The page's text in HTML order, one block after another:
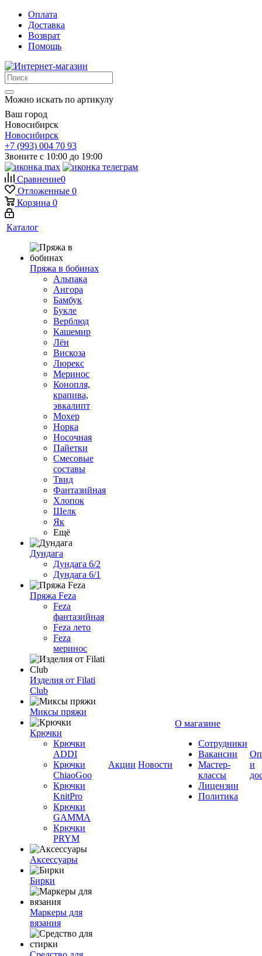
Оплата
Доставка
Возврат
Помощь
Можно искать по артикулу
Ваш город
Новосибирск
Новосибирск
+7 (993) 004 70 93
Звоните с 10:00 до 19:00
Сравнение0
Отложенные 0
Корзина 0
Каталог
Пряжа в бобинах
Альпака
Ангора
Бамбук
Букле
Верблюд
Кашемир
Лён
Вискоза
Люрекс
Меринос
Конопля,
крапива,
эвкалипт
Мохер
Норка
Носочная
Пайетки
Смесовые
составы
Твид
Фантазийная
Хлопок
Шелк
Як
Ещё
Дундага
Дундага 6/2
Дундага 6/1
Пряжа Feza
Feza
фантазийная
Feza лето
Feza
меринос
Изделия от Filati
Club
Миксы пряжи
Крючки
Крючки
ADDI
Крючки
ChiaoGoo
Крючки
KnitPro
Крючки
GAMMA
Крючки
PRYM
Аксессуары
Бирки
Маркеры для
вязания
Акции Новости
О магазине
Сотрудники
Вакансии
Мастер-
классы
Лицензии
Политика
и